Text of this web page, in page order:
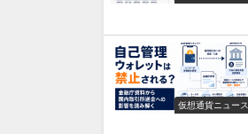
仮想通貨ニュース